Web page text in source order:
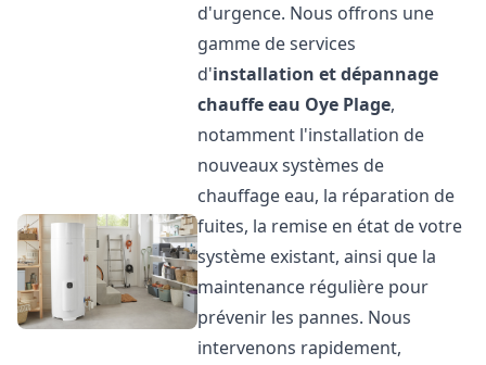
d'urgence. Nous offrons une
gamme de services
d'installation et dépannage
chauffe eau Oye Plage,
notamment l'installation de
nouveaux systèmes de
chauffage eau, la réparation de
fuites, la remise en état de votre
système existant, ainsi que la
maintenance régulière pour
prévenir les pannes. Nous
intervenons rapidement,